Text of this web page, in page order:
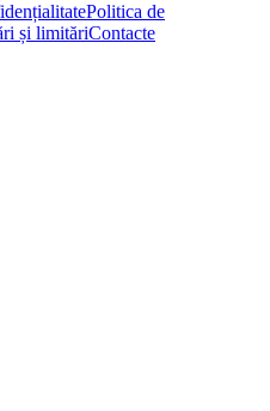
Politica de
și limităriContacte